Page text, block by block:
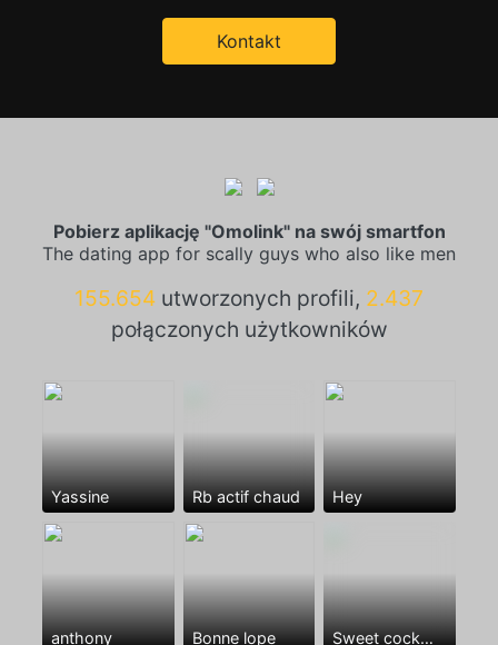
Kontakt
Pobierz aplikację "Omolink" na swój smartfon
The dating app for scally guys who also like men
155.654 utworzonych profili, 2.437
połączonych użytkowników
Yassine Rb actif chaud Hey
anthony Bonne lope Sweet cock😘🍆🍆🍆❤️